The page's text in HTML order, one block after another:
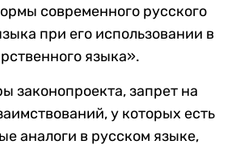
современного русского
при его использовании в
языка».
законопроекта, запрет на
у которых есть
аналоги в русском языке,